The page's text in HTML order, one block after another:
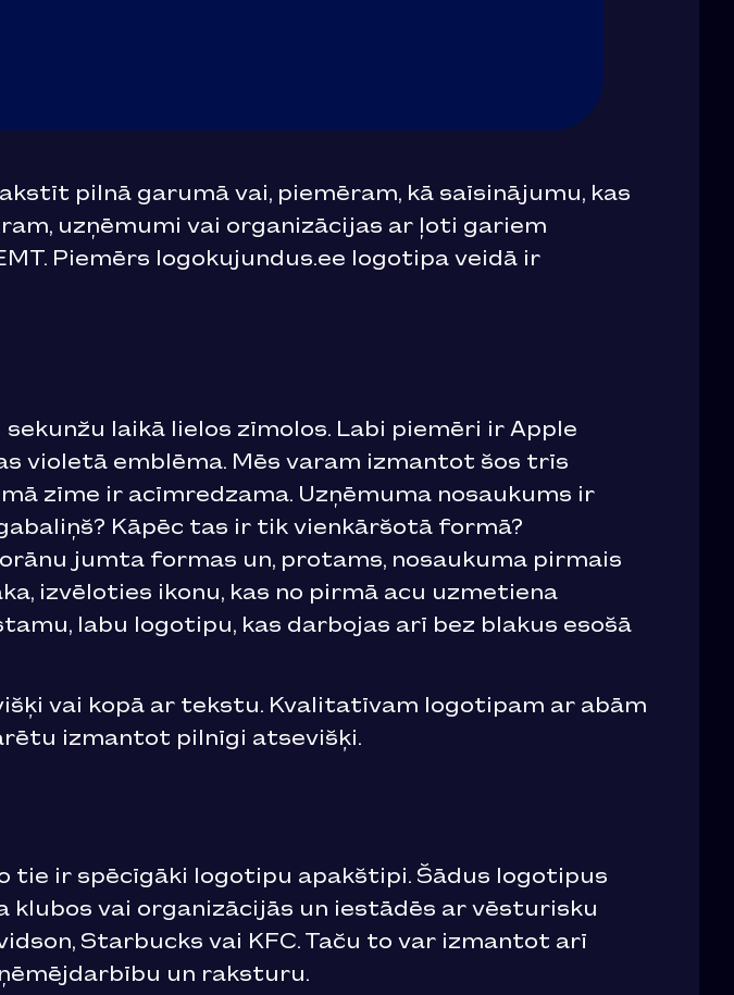
pilnā garumā vai, piemēram, kā saīsinājumu, kas
uzņēmumi vai organizācijas ar ļoti gariem
Piemērs logokujundus.ee logotipa veidā ir
laikā lielos zīmolos. Labi piemēri ir Apple
violetā emblēma. Mēs varam izmantot šos trīs
zīme ir acīmredzama. Uzņēmuma nosaukums ir
Kāpēc tas ir tik vienkāršotā formā?
jumta formas un, protams, nosaukuma pirmais
izvēloties ikonu, kas no pirmā acu uzmetiena
labu logotipu, kas darbojas arī bez blakus esošā
vai kopā ar tekstu. Kvalitatīvam logotipam ar abām
izmantot pilnīgi atsevišķi.
tie ir spēcīgāki logotipu apakštipi. Šādus logotipus
vai organizācijās un iestādēs ar vēsturisku
Starbucks vai KFC. Taču to var izmantot arī
un raksturu.